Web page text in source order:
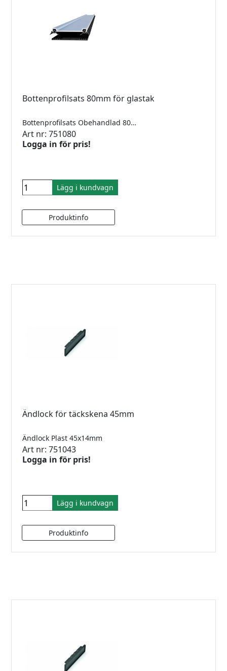
Bottenprofilsats 80mm för glastak
Bottenprofilsats Obehandlad 80mm 5000mm
Art nr: 751080
Logga in för pris!
Lägg i kundvagn
Ändlock för täckskena 45mm
Ändlock Plast 45x14mm
Art nr: 751043
Logga in för pris!
Lägg i kundvagn